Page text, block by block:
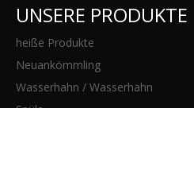
UNSERE PRODUKTE
heiße Produkte
Neuankömmling
Wasserhahn / Wasserhahn
Spüle